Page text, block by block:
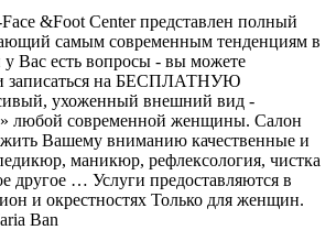
&Foot Center представлен полный
самым современным тенденциям в
Вас есть вопросы - вы можете
и записаться на БЕСПЛАТНУЮ
ухоженный внешний вид -
любой современной женщины. Салон
Вашему вниманию качественные и
маникюр, рефлексология, чистка
другое … Услуги предоставляются в
и окрестностях Только для женщин.
Ban